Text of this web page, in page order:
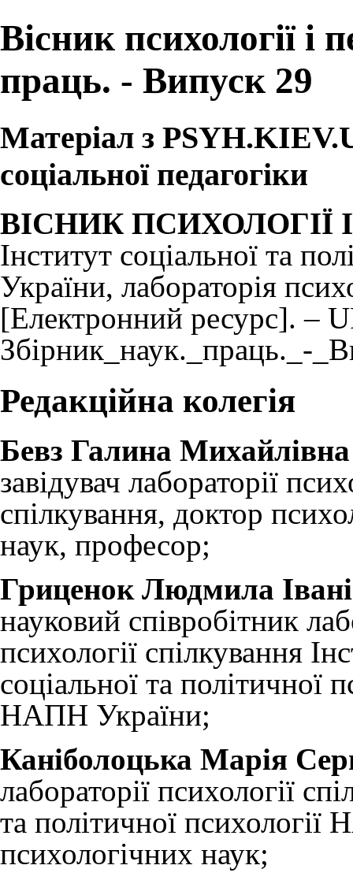
Вісник психології і
праць. - Випуск 29
Матеріал з
соціальної педагогіки
ВІСНИК ПСИХОЛОГІЇ
Інститут соціальної та
України, лабораторія
[Електронний ресурс]. –
Збірник_наук._праць._-
Редакційна колегія
Бевз Галина Михайлівна
завідувач лабораторії
спілкування, доктор
наук, професор;
Гриценок Людмила
науковий співробітник
психології спілкування
соціальної та політичної
НАПН України;
Каніболоцька Марія
лабораторії психології
та політичної
психологічних наук;